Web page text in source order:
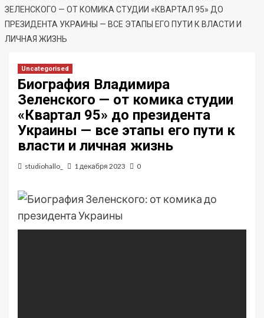
ЗЕЛЕНСКОГО — ОТ КОМИКА СТУДИИ «КВАРТАЛ 95» ДО
ПРЕЗИДЕНТА УКРАИНЫ — ВСЕ ЭТАПЫ ЕГО ПУТИ К ВЛАСТИ И
ЛИЧНАЯ ЖИЗНЬ
Uncategorised
Биография Владимира
Зеленского — от комика студии
«Квартал 95» до президента
Украины — все этапы его пути к
власти и личная жизнь
studiohallo_ 1 декабря 2023 0